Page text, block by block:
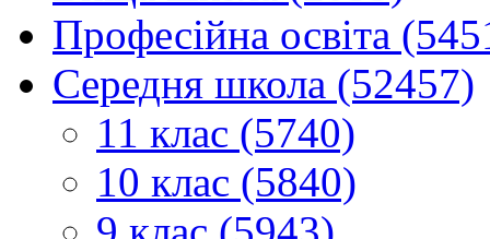
Професійна освіта
Середня школа (52457)
11 клас (5740)
10 клас (5840)